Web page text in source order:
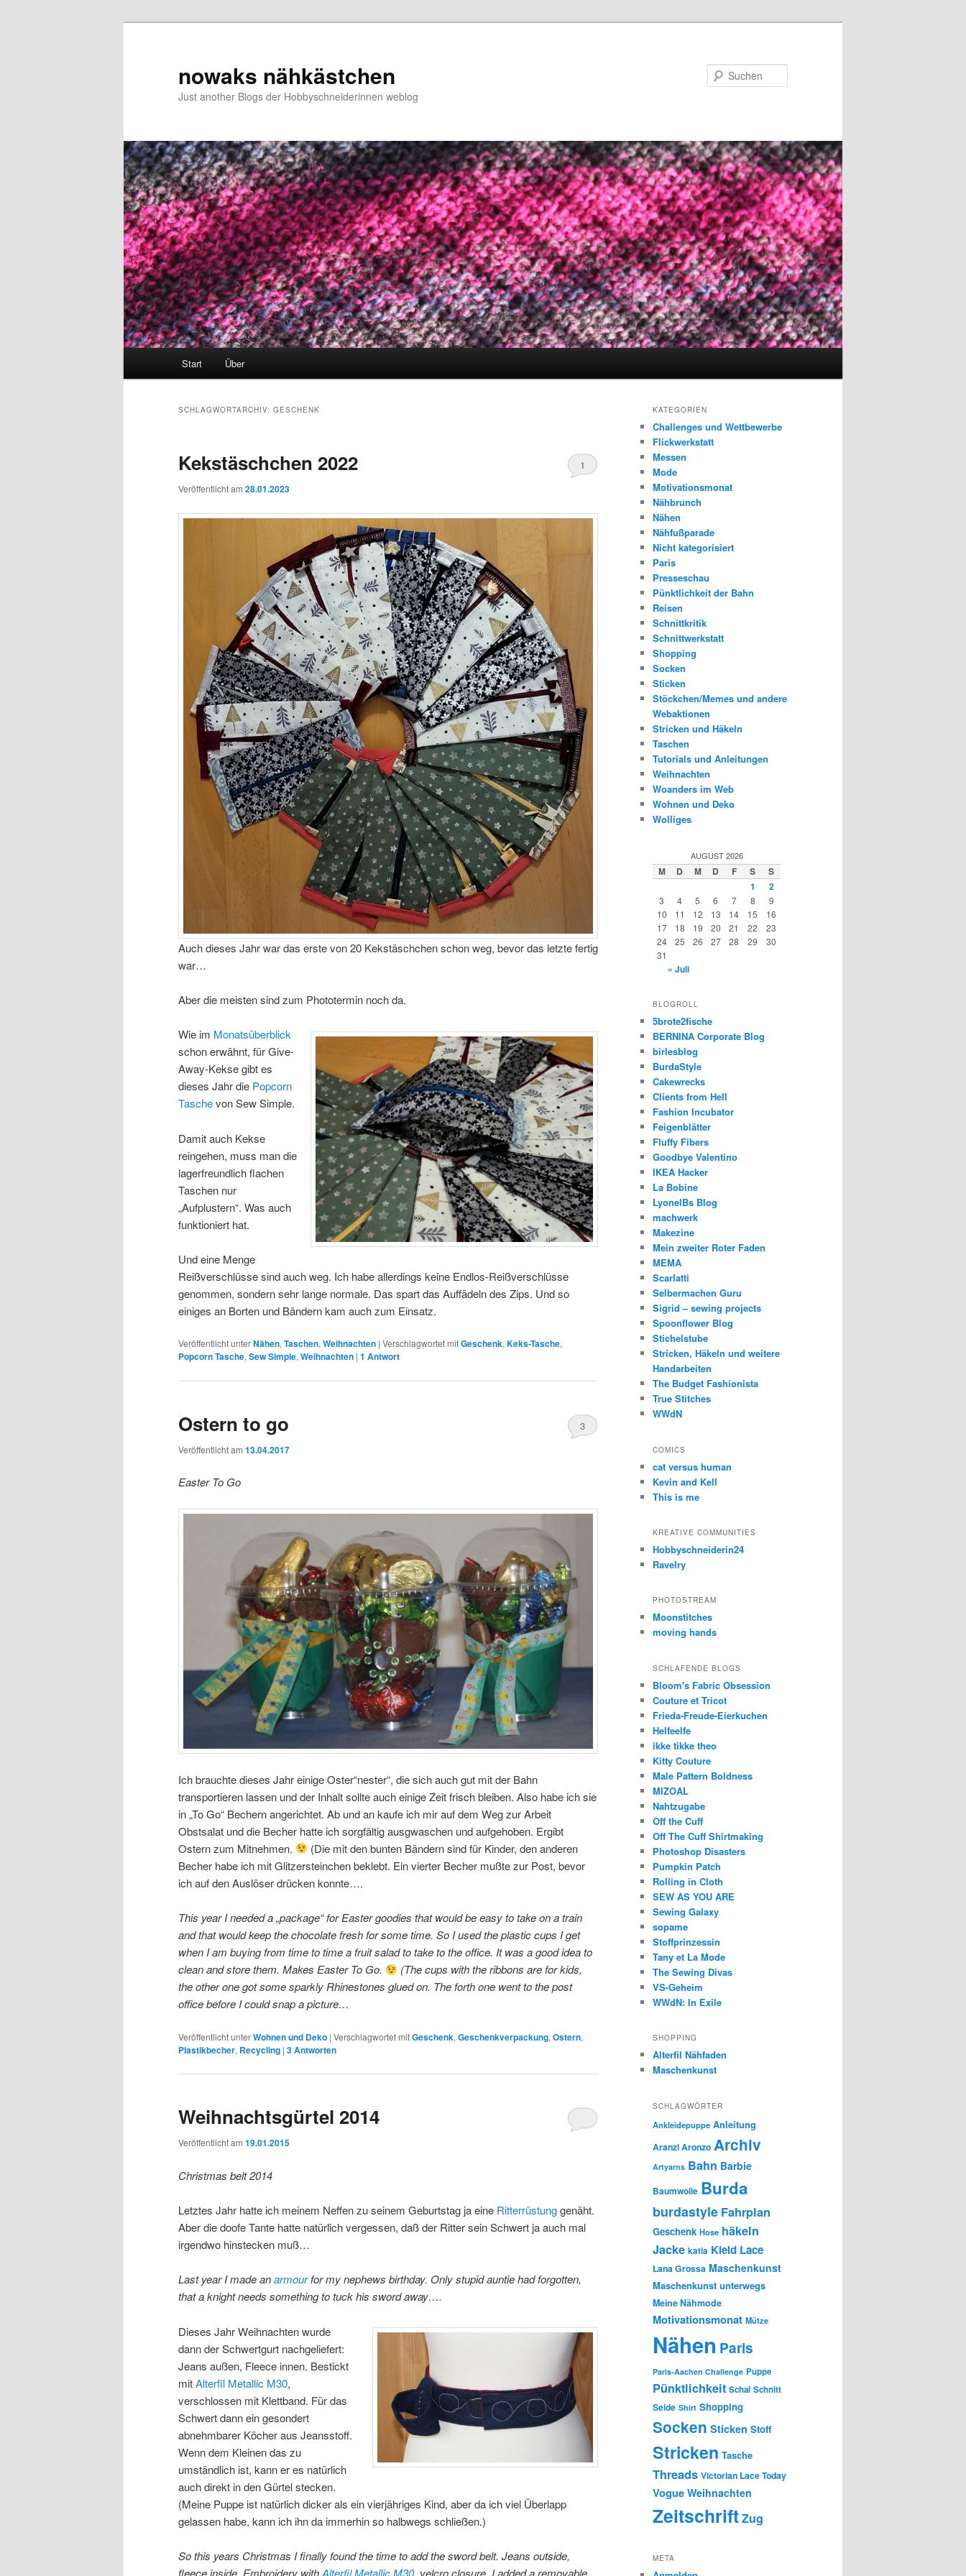
nowaks nähkästchen
Just another Blogs der Hobbyschneiderinnen weblog
Start Über
SCHLAGWORTARCHIV: GESCHENK
Kekstäschchen 2022
Veröffentlicht am 28.01.2023
1
Auch dieses Jahr war das erste von 20 Kekstäschchen schon weg, bevor das letzte fertig
war…
Aber die meisten sind zum Phototermin noch da.
Wie im Monatsüberblick
schon erwähnt, für Give-
Away-Kekse gibt es
dieses Jahr die Popcorn
Taschevon Sew Simple.
Damit auch Kekse
reingehen, muss man die
lagerfreundlich flachen
Taschen nur
„Aufplustern“. Was auch
funktioniert hat.
Und eine Menge
Reißverschlüsse sind auch weg. Ich habe allerdings keine Endlos-Reißverschlüsse
genommen, sondern sehr lange normale. Das spart das Auffädeln des Zips. Und so
einiges an Borten und Bändern kam auch zum Einsatz.
Veröffentlicht unterNähen,Taschen,Weihnachten | Verschlagwortet mitGeschenk,Keks-Tasche,
Popcorn Tasche,Sew Simple,Weihnachten | 1 Antwort
Ostern to go
Veröffentlicht am 13.04.2017
3
Easter To Go
Ich brauchte dieses Jahr einige Oster“nester“, die sich auch gut mit der Bahn
transportieren lassen und der Inhalt sollte auch einige Zeit frisch bleiben. Also habe ich sie
in „To Go“ Bechern angerichtet. Ab und an kaufe ich mir auf dem Weg zur Arbeit
Obstsalat und die Becher hatte ich sorgfältig ausgwaschen und aufgehoben. Ergibt
Ostern zum Mitnehmen.
(Die mit den bunten Bändern sind für Kinder, den anderen
Becher habe ich mit Glitzersteinchen beklebt. Ein vierter Becher mußte zur Post, bevor
ich auf den Auslöser drücken konnte….
This year I needed a „package“ for Easter goodies that would be easy to take on a train
and that would keep the chocolate fresh for some time. So I used the plastic cups I get
when I am buying from time to time a fruit salad to take to the office. It was a good idea to
clean and store them. Makes Easter To Go.
(The cups with the ribbons are for kids,
the other one got some sparkly Rhinestones glued on. The forth one went to the post
office before I could snap a picture…
Veröffentlicht unterWohnen und Deko | Verschlagwortet mitGeschenk, Geschenkverpackung, Ostern,
Plastikbecher, Recycling | 3Antworten
Weihnachtsgürtel 2014
Veröffentlicht am 19.01.2015
Christmas belt 2014
Letztes Jahr hatte ich meinem Neffen zu seinem Geburtstag ja eine Ritterrüstunggenäht.
Aber die doofe Tante hatte natürlich vergessen, daß der Ritter sein Schwert ja auch mal
irgendwo hinstecken muß…
Last year I made anarmourfor my nephews birthday. Only stupid auntie had forgotten,
that a knight needs something to tuck his sword away….
Dieses Jahr Weihnachten wurde
dann der Schwertgurt nachgeliefert:
Jeans außen, Fleece innen. Bestickt
mitAlterfil Metallic M30,
verschlossen mit Klettband. Für das
Schwert dann ein gesondert
abnehmbarer Köcher aus Jeansstoff.
Wenn dem Kleinen das zu
umständlich ist, kann er es natürlich
auch direkt in den Gürtel stecken.
(Meine Puppe ist natürlich dicker als ein vierjähriges Kind, aber da ich viel Überlapp
gelassen habe, kann ich ihn da immerhin so halbwegs schließen.)
So this years Christmas I finally found the time to add the sword belt. Jeans outside,
fleece inside. Embroidery withAlterfil Metallic M30, velcro closure. I added a removable
KATEGORIEN
Challenges und Wettbewerbe
Flickwerkstatt
Messen
Mode
Motivationsmonat
Nähbrunch
Nähen
Nähfußparade
Nicht kategorisiert
Paris
Presseschau
Pünktlichkeit der Bahn
Reisen
Schnittkritik
Schnittwerkstatt
Shopping
Socken
Sticken
Stöckchen/Memes und andere
Webaktionen
Stricken und Häkeln
Taschen
Tutorials und Anleitungen
Weihnachten
Woanders im Web
Wohnen und Deko
Wolliges
AUGUST 2026
M D M D F S
S
1
2
3 4 5 6 7 8
9
10
11 12 13 14 15
16
17
18 19 20 21 22
23
24
25 26 27 28 29
30
31
« Juli
BLOGROLL
5brote2fische
BERNINA Corporate Blog
birlesblog
BurdaStyle
Cakewrecks
Clients from Hell
Fashion Incubator
Feigenblätter
Fluffy Fibers
Goodbye Valentino
IKEA Hacker
La Bobine
LyonelBs Blog
machwerk
Makezine
Mein zweiter Roter Faden
MEMA
Scarlatti
Selbermachen Guru
Sigrid – sewing projects
Spoonflower Blog
Stichelstube
Stricken, Häkeln und weitere
Handarbeiten
The Budget Fashionista
True Stitches
WWdN
COMICS
cat versus human
Kevin and Kell
This is me
KREATIVE COMMUNITIES
Hobbyschneiderin24
Ravelry
PHOTOSTREAM
Moonstitches
moving hands
SCHLAFENDE BLOGS
Bloom's Fabric Obsession
Couture et Tricot
Frieda-Freude-Eierkuchen
Helfeelfe
ikke tikke theo
Kitty Couture
Male Pattern Boldness
MIZOAL
Nahtzugabe
Off the Cuff
Off The Cuff Shirtmaking
Photoshop Disasters
Pumpkin Patch
Rolling in Cloth
SEW AS YOU ARE
Sewing Galaxy
sopame
Stoffprinzessin
Tany et La Mode
The Sewing Divas
VS-Geheim
WWdN: In Exile
SHOPPING
Alterfil Nähfaden
Maschenkunst
SCHLAGWÖRTER
Ankleidepuppe Anleitung
Aranzi Aronzo Archiv
Artyarns Bahn Barbie
Baumwolle Burda
burdastyle Fahrplan
Geschenk Hose häkeln
Jacke katia Kleid Lace
Lana Grossa Maschenkunst
Maschenkunst unterwegs
Meine Nähmode
Motivationsmonat Mütze
Nähen Paris
Paris-Aachen Challenge Puppe
Pünktlichkeit Schal Schnitt
Seide Shirt Shopping
Socken Sticken Stoff
Stricken Tasche
Threads Victorian Lace Today
Vogue Weihnachten
ZeitschriftZug
META